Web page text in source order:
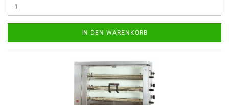
IN DEN WARENKORB